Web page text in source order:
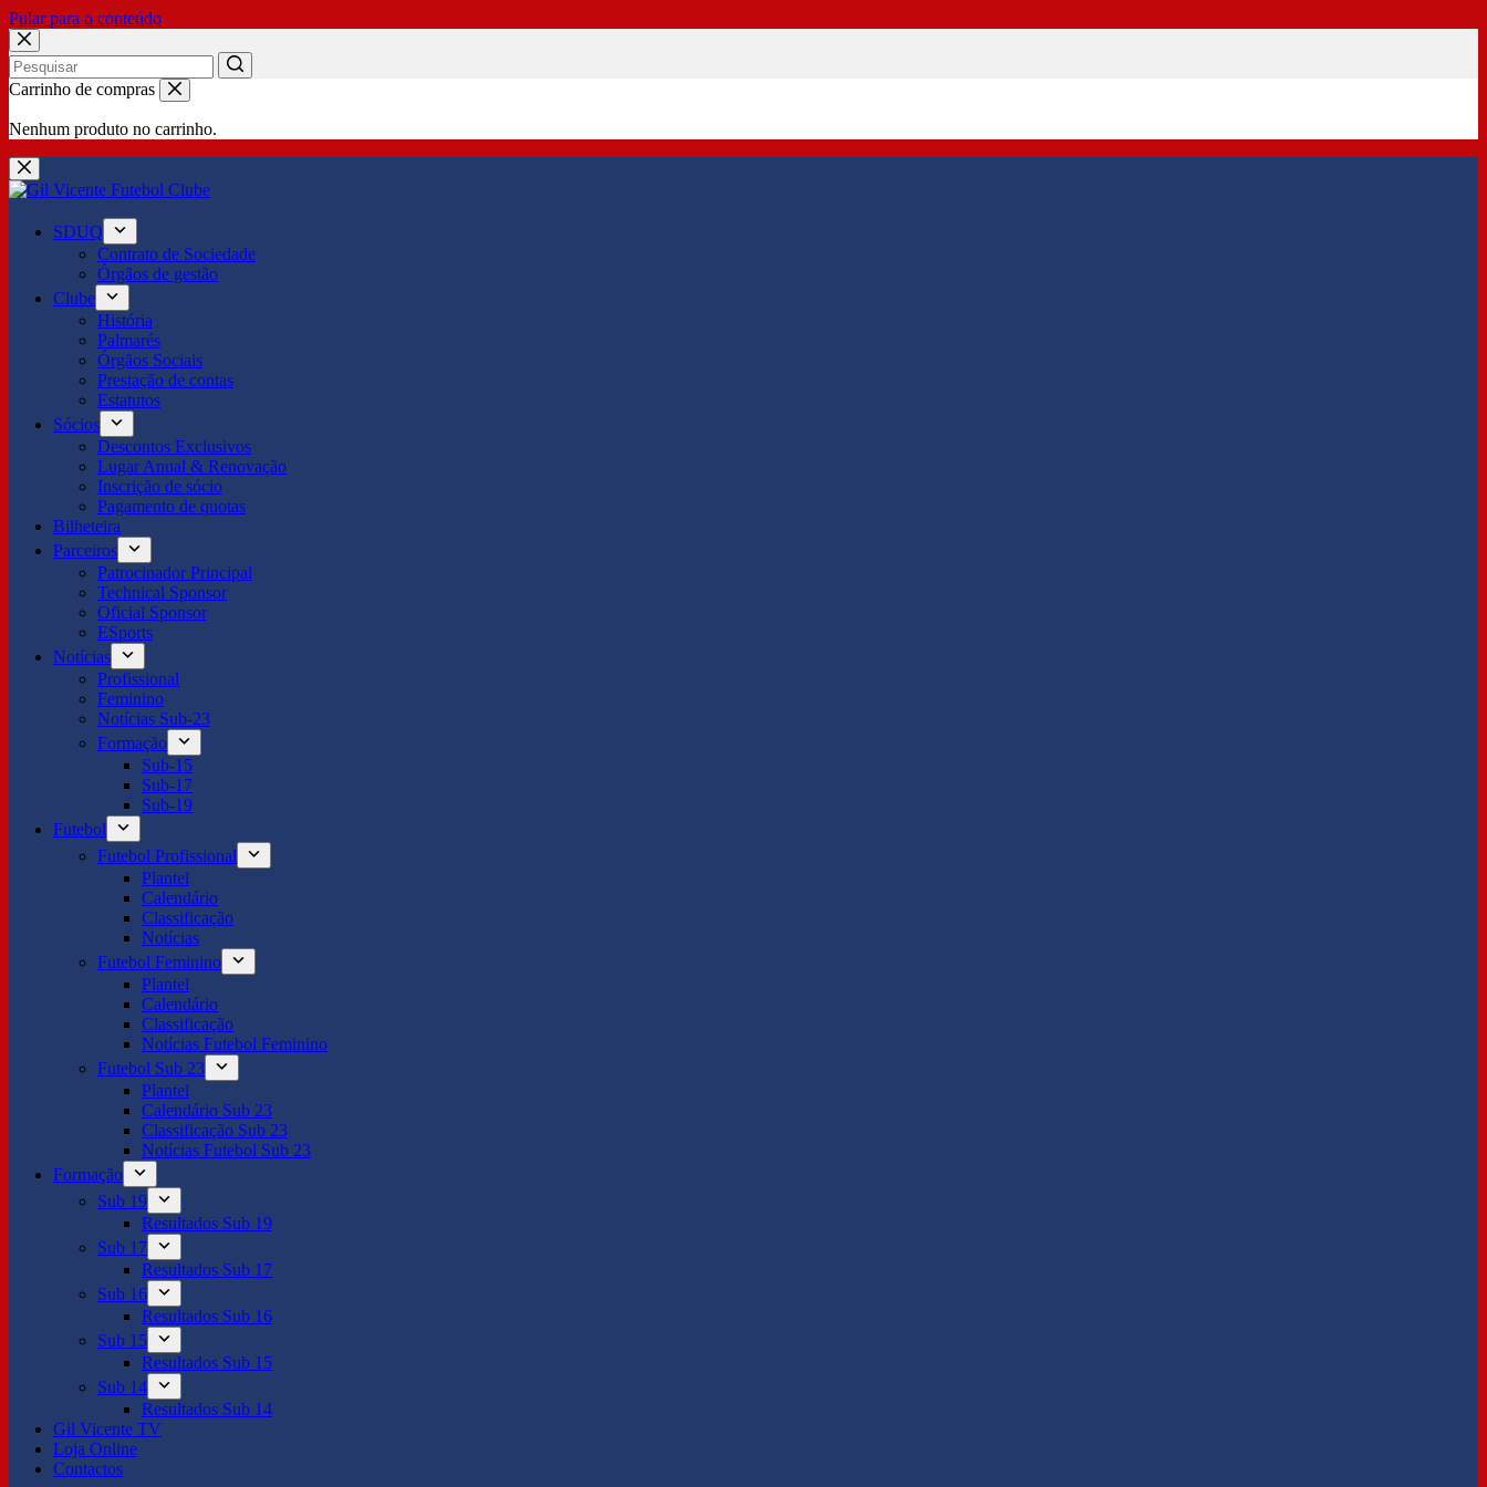
Pular para o conteúdo
No
Carrinho de compras
Nenhum produto no carrinho.
SDUQ
Contrato de Sociedade
Órgãos de gestão
Clube
História
Palmarés
Órgãos Sociais
Prestação de contas
Estatutos
Sócios
Descontos Exclusivos
Lugar Anual & Renovação
Inscrição de sócio
Pagamento de quotas
Bilheteira
Parceiros
Patrocinador Principal
Technical Sponsor
Oficial Sponsor
ESports
Notícias
Profissional
Feminino
Notícias Sub-23
Formação
Sub-15
Sub-17
Sub-19
Futebol
Futebol Profissional
Plantel
Calendário
Classificação
Notícias
Futebol Feminino
Plantel
Calendário
Classificação
Notícias Futebol Feminino
Futebol Sub 23
Plantel
Calendário Sub 23
Classificação Sub 23
Notícias Futebol Sub 23
Formação
Sub 19
Resultados Sub 19
Sub 17
Resultados Sub 17
Sub 16
Resultados Sub 16
Sub 15
Resultados Sub 15
Sub 14
Resultados Sub 14
Gil Vicente TV
Loja Online
Contactos